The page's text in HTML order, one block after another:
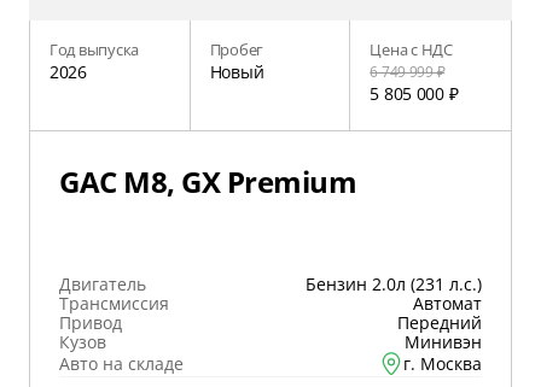
Год выпуска
2026
Пробег
Новый
Цена с НДС
6 749 999 ₽
5 805 000 ₽
GAC M8, GX Premium
Двигатель
Бензин 2.0л (231 л.с.)
Трансмиссия
Автомат
Привод
Передний
Кузов
Минивэн
Авто на складе
г. Москва